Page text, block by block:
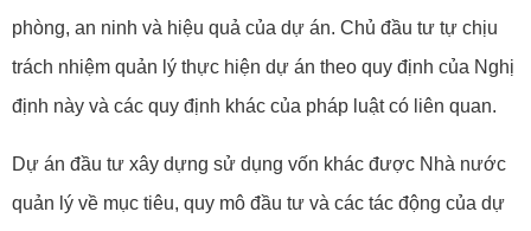
phòng, an ninh và hiệu quả của dự án. Chủ đầu tư tự chịu
trách nhiệm quản lý thực hiện dự án theo quy định của Nghị
định này và các quy định khác của pháp luật có liên quan.
Dự án đầu tư xây dựng sử dụng vốn khác được Nhà nước
quản lý về mục tiêu, quy mô đầu tư và các tác động của dự